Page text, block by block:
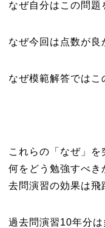
なぜ自分はこの問題
なぜ今回は点数が良
なぜ模範解答ではこ
これらの「なぜ」
何をどう勉強すべき
去問演習の効果は飛
過去問演習10年分